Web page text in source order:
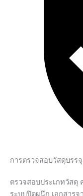
การตรวจสอบวัสดุบร
ตรวจสอบประเภทวัส
ระบบปิดผนึก เอกสาร